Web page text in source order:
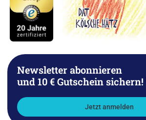
Newsletter abonnieren
und 10 € Gutschein sichern!
Jetzt anmelden